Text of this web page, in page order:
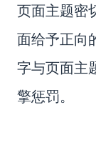
页面主题密
面给予正向
字与页面主
擎惩罚。